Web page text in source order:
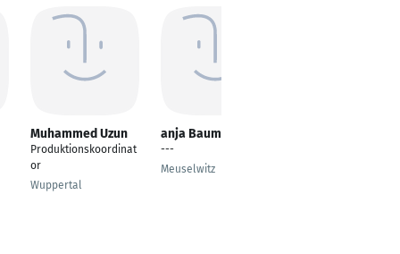
Muhammed Uzun
Produktionskoordinat
or
Wuppertal
anja Baumann
---
Meuselwitz